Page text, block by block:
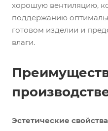
хорошую вентиляцию,
поддержанию
готовом изделии и
влаги.
Эстетические